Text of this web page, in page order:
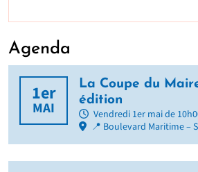
Agenda
1er
MAI
La Coupe du
édition
Vendredi 1er mai de
📍 Boulevard Maritime –